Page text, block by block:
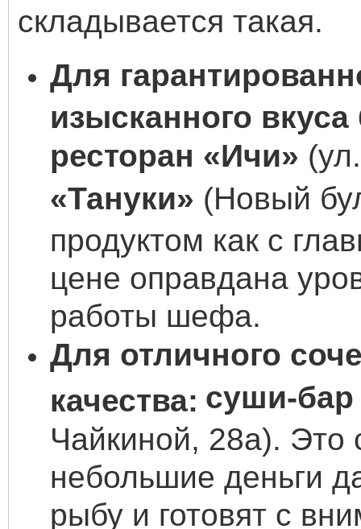
складывается такая.
Для
изысканного
ресторан «Ичи»
«Тануки» (Новый
продуктом как с
цене оправдана
работы шефа.
Для отличного
качества: суши-
Чайкиной, 28а). Это
небольшие деньги
рыбу и готовят с